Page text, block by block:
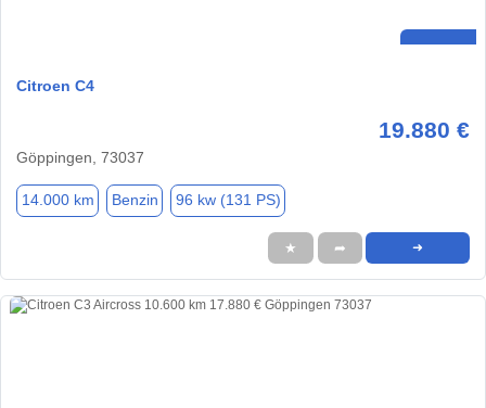
Citroen C4
19.880 €
Göppingen, 73037
14.000 km Benzin 96 kw (131 PS)
★ ➦ ➜